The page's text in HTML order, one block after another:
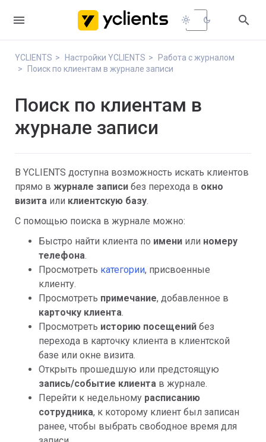
 light_mode dark_mode 
YCLIENTS Настройки YCLIENTS
Работа с журналом
Поиск по клиентам в журнале записи
Поиск по клиентам в
журнале записи
В YCLIENTS доступна возможность искать клиентов
прямо в журнале записи без перехода в окно
визита или клиентскую базу.
С помощью поиска в журнале можно:
Быстро найти клиента по имени или номеру
телефона.
Просмотреть категории, присвоенные
клиенту.
Просмотреть примечание, добавленное в
карточку клиента.
Просмотреть историю посещений без
перехода в карточку клиента в клиентской
базе или окне визита.
Открыть прошедшую или предстоящую
запись/событие клиента в журнале.
Перейти к недельному расписанию
сотрудника, к которому клиент был записан
ранее, чтобы выбрать свободное время для